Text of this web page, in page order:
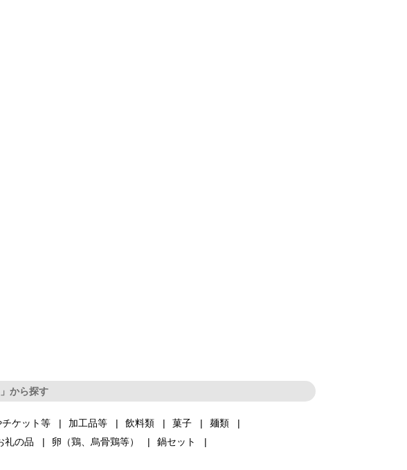
から探す
ケット等 加工品等 飲料類 菓子
麺類
礼の品 卵（鶏、烏骨鶏等）
鍋セット